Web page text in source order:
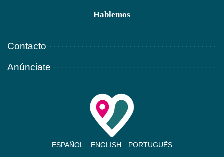
Hablemos
Contacto
Anúnciate
ESPAÑOL ENGLISH PORTUGUÊS